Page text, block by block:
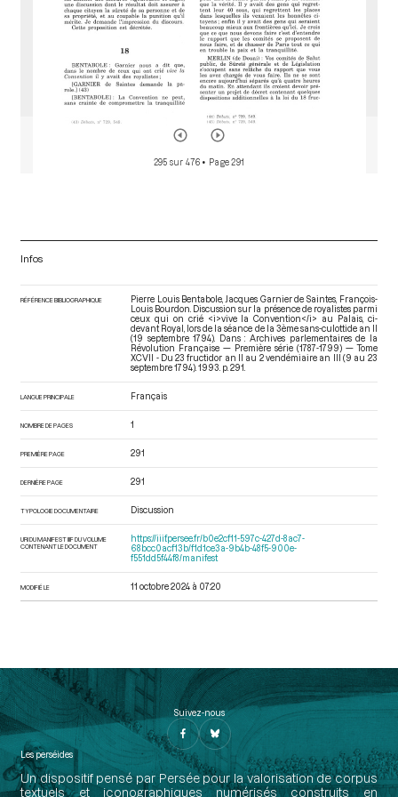
295 sur 476 • Page 291
Infos
RÉFÉRENCE BIBLIOGRAPHIQUE
Pierre Louis Bentabole, Jacques Garnier de Saintes, François-
Louis Bourdon. Discussion sur la présence de royalistes parmi
ceux qui on crié <i>vive la Convention</i> au Palais, ci-
devant Royal, lors de la séance de la 3ème sans-culottide an II
(19 septembre 1794). Dans : Archives parlementaires de la
Révolution Française — Première série (1787-1799) — Tome
XCVII - Du 23 fructidor an II au 2 vendémiaire an III (9 au 23
septembre 1794) . 1993. p. 291.
LANGUE PRINCIPALE Français
NOMBRE DE PAGES 1
PREMIÈRE PAGE 291
DERNIÈRE PAGE 291
TYPOLOGIE DOCUMENTAIRE Discussion
URI DU MANIFEST IIIF DU VOLUME
CONTENANT LE DOCUMENT
https://iiif.persee.fr/b0e2cf11-597c-427d-8ac7-
68bcc0acf13b/f1d1ce3a-9b4b-48f5-900e-
f551dd5f44f8/manifest
MODIFIÉ LE 11 octobre 2024 à 07:20
Suivez-nous
Les perséides
Un dispositif pensé par Persée pour la valorisation de corpus
textuels et iconographiques numérisés construits en